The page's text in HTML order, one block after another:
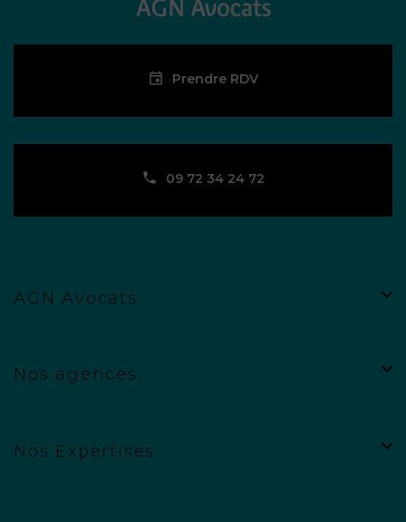
Prendre RDV
09 72 34 24 72
AGN Avocats
Nos agences
Nos Expertises